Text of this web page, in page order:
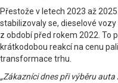
Přestože v letech 2023 až
stabilizovaly se, dieselové vozy
z období před rokem 2022. To
krátkodobou reakcí na cenu
transformace trhu.
„Zákazníci dnes při výběru